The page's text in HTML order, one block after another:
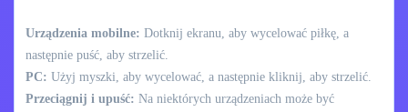
Urządzenia mobilne: Dotknij ekranu, aby wycelować piłkę, a
następnie puść, aby strzelić.
PC: Użyj myszki, aby wycelować, a następnie kliknij, aby strzelić.
Przeciągnij i upuść: Na niektórych urządzeniach może być